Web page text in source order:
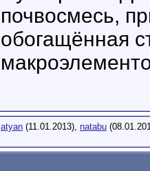
почвосмесь,
обогащённая
atyan (11.01.2013), natabu